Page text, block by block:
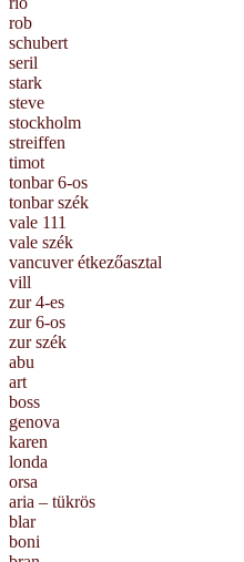
rob
schubert
seril
stark
steve
stockholm
streiffen
timot
tonbar 6-os
tonbar szék
vale 111
vale szék
vancuver étkezőasztal
vill
zur 4-es
zur 6-os
zur szék
abu
art
boss
genova
karen
londa
orsa
aria – tükrös
blar
boni